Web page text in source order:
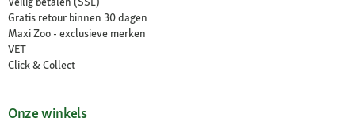
Gratis retour binnen 30 dagen
Maxi Zoo - exclusieve merken
VET
Click & Collect
Onze winkels